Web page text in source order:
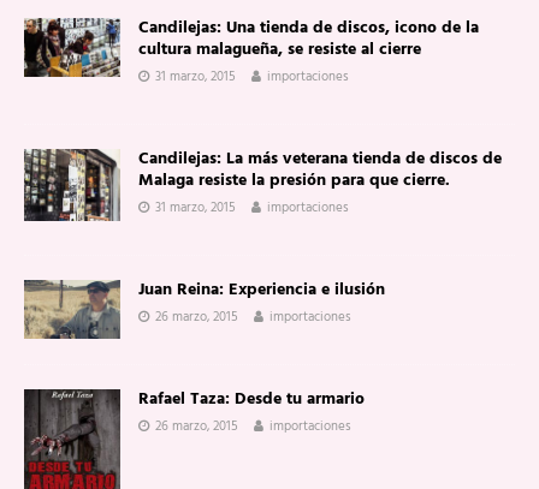
Candilejas: Una tienda de discos, icono de la
cultura malagueña, se resiste al cierre
31 marzo, 2015 importaciones
Candilejas: La más veterana tienda de discos de
Malaga resiste la presión para que cierre.
31 marzo, 2015 importaciones
Juan Reina: Experiencia e ilusión
26 marzo, 2015 importaciones
Rafael Taza: Desde tu armario
26 marzo, 2015 importaciones